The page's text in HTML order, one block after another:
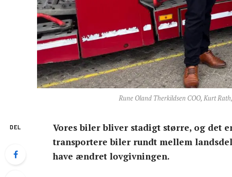
Rune Oland Therkildsen COO, Kurt
DEL
Vores biler bliver stadigt større, og det
transportere biler rundt mellem
have ændret lovgivningen.